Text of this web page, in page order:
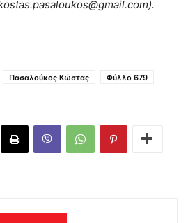
).
Πασαλούκος Κώστας Φύλλο 679